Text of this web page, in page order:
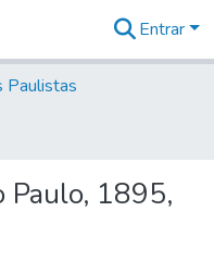
Entrar
Paulistas
Paulo, 1895,